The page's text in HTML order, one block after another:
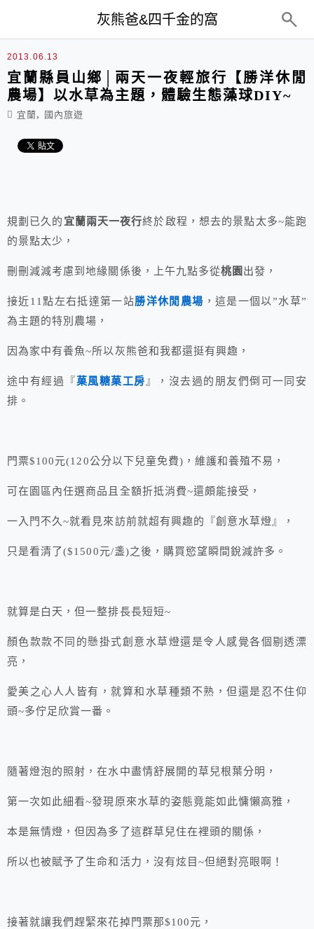
灰熊爸&四千金的窩
2013.06.13
宜蘭縣員山鄉│兩天一夜輕旅行【勝洋休閒
農場】以水草為主題，體驗生態藻球DIY~
宜蘭, 國內旅遊
規劃已久的 宜蘭兩天一夜行終於啟程，想去的景點太多~能跑
的景點太少，
刪刪減減考慮到地緣關係後，上午九點多從桃園 出發，
接近11點左右抵達第一站勝洋休閒農場 ，這是一個以”水草”
為主題的特別農場，
因為家中有養魚~所以灰熊爸和我都還挺有興趣，
途中有經過『菓風糖菓工房』，沒去過的朋友們倒可一同安
排。
門票$100元(120公分以下兒童免費)，維護和養殖不易，
可在園區內任選商品且全額折抵消費~還頗能接受，
一入門不久~就看見來訪前就超有興趣的『創意水草燈』，
只是看清了($1500元/盞)之後，購買慾望瞬間銳減許多。
就算是白天，但一整排長長短短~
顏色款款不同的懸掛式創意水草燈還是令人感覺各個剔透漂
亮，
愛美之心人人皆有，就算和水草種類不熟，但還是忍不住仰
頭~多佇足欣賞一番。
隨著燈泡的照射，在水中盡情舒展開的草兒根葉分明，
第一次如此細看~發現原來水草的姿態竟能如此慵懶高雅，
本是無情燈，但因為多了這群草兒住在裡頭的關係，
所以也被賦予了生命和活力，沒有炫目~但絕對亮眼啊！
接著就讓我們趕緊來花掉門票那$100元，